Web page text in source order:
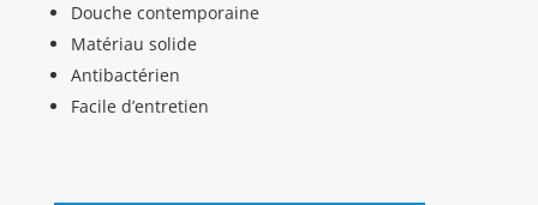
Douche contemporaine
Matériau solide
Antibactérien
Facile d’entretien